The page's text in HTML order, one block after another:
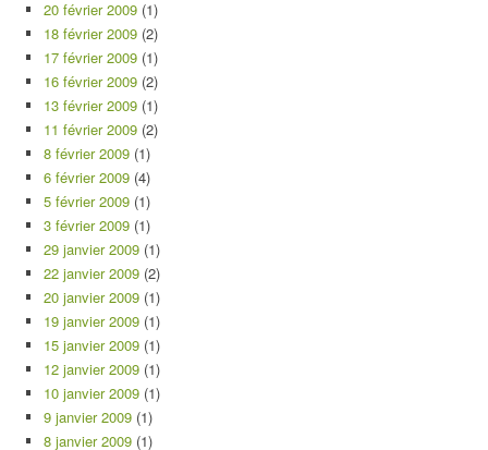
20 février 2009 (1)
18 février 2009 (2)
17 février 2009 (1)
16 février 2009 (2)
13 février 2009 (1)
11 février 2009 (2)
8 février 2009 (1)
6 février 2009 (4)
5 février 2009 (1)
3 février 2009 (1)
29 janvier 2009 (1)
22 janvier 2009 (2)
20 janvier 2009 (1)
19 janvier 2009 (1)
15 janvier 2009 (1)
12 janvier 2009 (1)
10 janvier 2009 (1)
9 janvier 2009 (1)
8 janvier 2009 (1)